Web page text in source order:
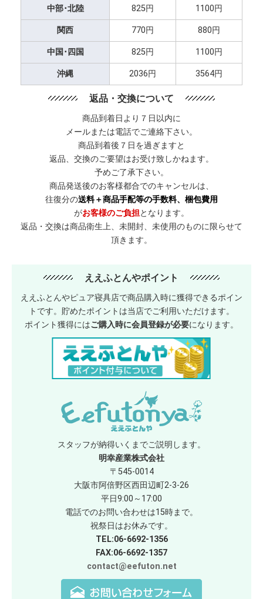
中部･北陸 825円 1100円
関西 770円 880円
中国･四国 825円 1100円
沖縄 2036円 3564円
返品・交換について
商品到着日より７日以内に
メールまたは電話でご連絡下さい。
商品到着後７日を過ぎますと
返品、交換のご要望はお受け致しかねます。
予めご了承下さい。
商品発送後のお客様都合でのキャンセルは、
往復分の送料＋商品手配等の手数料、梱包費用
がお客様のご負担となります。
返品・交換は商品衛生上、未開封、未使用のものに限らせて
頂きます。
ええふとんやポイント
ええふとんやピュア寝具店で商品購入時に獲得できるポイン
トです。貯めたポイントは当店でご利用いただけます。
ポイント獲得にはご購入時に会員登録が必要になります。
スタッフが納得いくまでご説明します。
明幸産業株式会社
〒545-0014
大阪市阿倍野区西田辺町2-3-26
平日9:00～17:00
電話でのお問い合わせは15時まで。
祝祭日はお休みです。
TEL:06-6692-1356
FAX:06-6692-1357
contact@eefuton.net